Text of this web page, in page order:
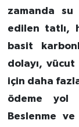
zamanda su
edilen tatlı,
basit
dolayı,
için daha
ödeme yol
Beslenme